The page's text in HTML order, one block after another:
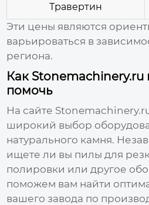
Травертин
Эти цены являются
варьироваться в
региона.
Как
помочь
На сайте
широкий выбор
натурального камня.
ищете ли вы пилы для
полировки или другое
поможем вам найти
вашегозавода по